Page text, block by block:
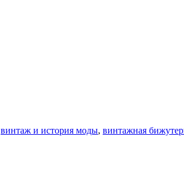
винтаж и история моды, винтажная